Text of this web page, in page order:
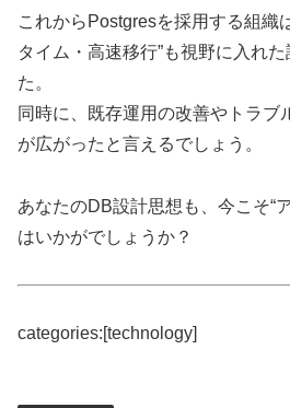
これからPostgresを採用する組織
タイム・高速移行”も視野に入れ
た。
同時に、既存運用の改善やトラブ
が広がったと言えるでしょう。
あなたのDB設計思想も、今こそ“
はいかがでしょうか？
categories:[technology]